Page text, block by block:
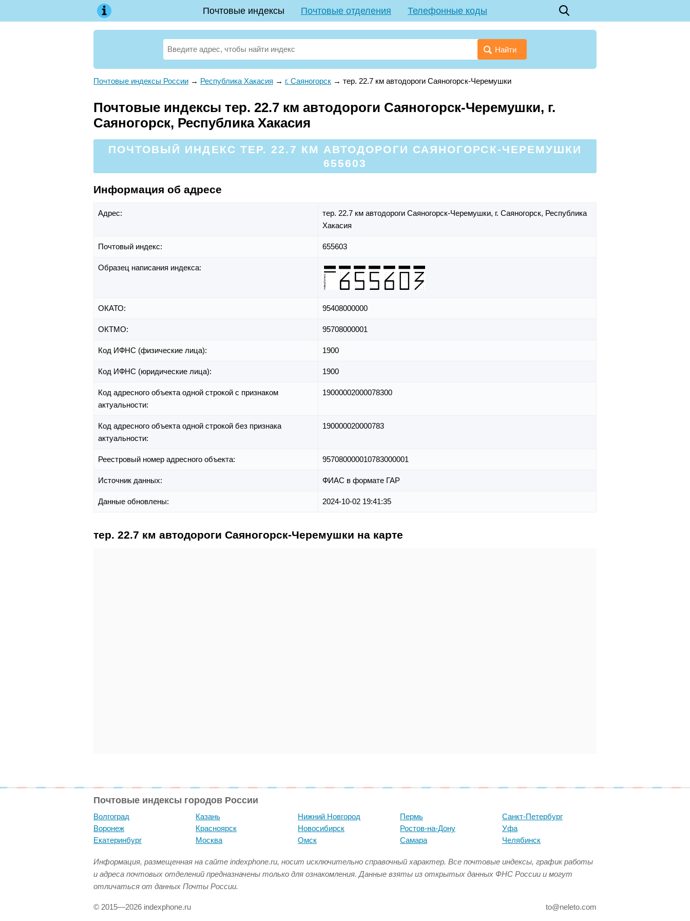
Почтовые индексы Почтовые отделения Телефонные коды
Найти
Почтовые индексы России → Республика Хакасия → г. Саяногорск → тер. 22.7 км автодороги Саяногорск-Черемушки
Почтовые индексы тер. 22.7 км автодороги Саяногорск-Черемушки, г.
Саяногорск, Республика Хакасия
ПОЧТОВЫЙ ИНДЕКС ТЕР. 22.7 КМ АВТОДОРОГИ САЯНОГОРСК-ЧЕРЕМУШКИ
655603
Информация об адресе
Адрес: тер. 22.7 км автодороги Саяногорск-Черемушки, г. Саяногорск, Республика
Хакасия
Почтовый индекс: 655603
Образец написания индекса:
ОКАТО: 95408000000
ОКТМО: 95708000001
Код ИФНС (физические лица): 1900
Код ИФНС (юридические лица): 1900
Код адресного объекта одной строкой с признаком
актуальности:
19000002000078300
Код адресного объекта одной строкой без признака
актуальности:
190000020000783
Реестровый номер адресного объекта: 957080000010783000001
Источник данных: ФИАС в формате ГАР
Данные обновлены: 2024-10-02 19:41:35
тер. 22.7 км автодороги Саяногорск-Черемушки на карте
Почтовые индексы городов России
Волгоград
Воронеж
Екатеринбург
Казань
Красноярск
Москва
Нижний Новгород
Новосибирск
Омск
Пермь
Ростов-на-Дону
Самара
Санкт-Петербург
Уфа
Челябинск
Информация, размещенная на сайте indexphone.ru, носит исключительно справочный характер. Все почтовые индексы, график работы
и адреса почтовых отделений предназначены только для ознакомления. Данные взяты из открытых данных ФНС России и могут
отличаться от данных Почты России.
© 2015—2026 indexphone.ru to@neleto.com